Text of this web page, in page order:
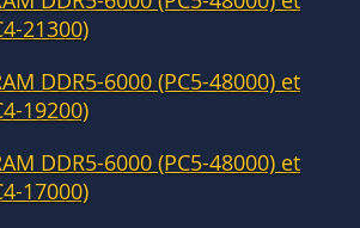
21300)
DDR5-6000 (PC5-48000) et
19200)
DDR5-6000 (PC5-48000) et
17000)